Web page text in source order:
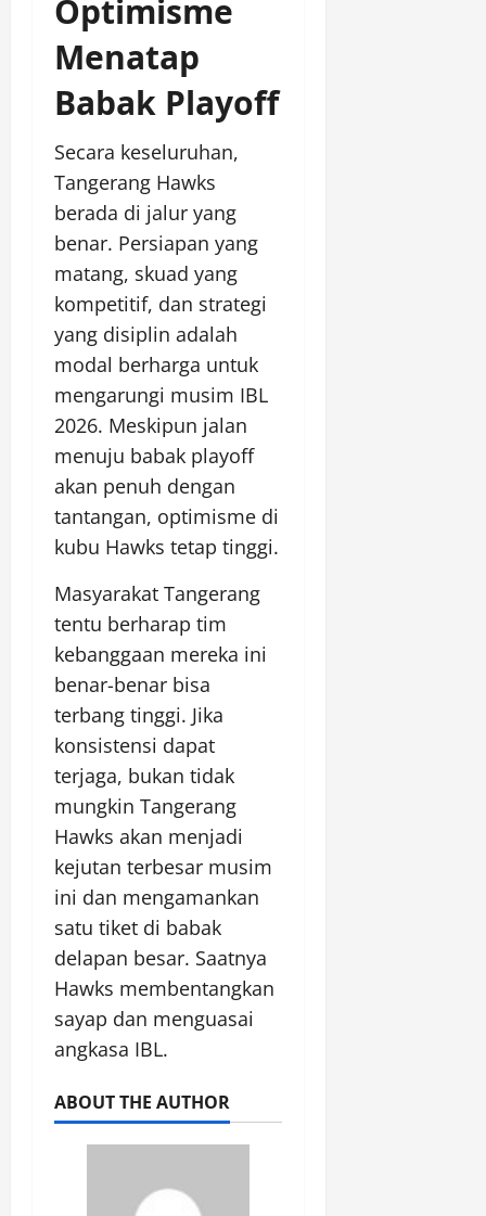
Optimisme
Menatap
Babak Playoff
Secara keseluruhan,
Tangerang Hawks
berada di jalur yang
benar. Persiapan yang
matang, skuad yang
kompetitif, dan strategi
yang disiplin adalah
modal berharga untuk
mengarungi musim IBL
2026. Meskipun jalan
menuju babak playoff
akan penuh dengan
tantangan, optimisme di
kubu Hawks tetap tinggi.
Masyarakat Tangerang
tentu berharap tim
kebanggaan mereka ini
benar-benar bisa
terbang tinggi. Jika
konsistensi dapat
terjaga, bukan tidak
mungkin Tangerang
Hawks akan menjadi
kejutan terbesar musim
ini dan mengamankan
satu tiket di babak
delapan besar. Saatnya
Hawks membentangkan
sayap dan menguasai
angkasa IBL.
ABOUT THE AUTHOR